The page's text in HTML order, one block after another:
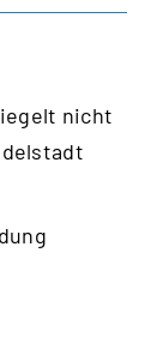
nicht